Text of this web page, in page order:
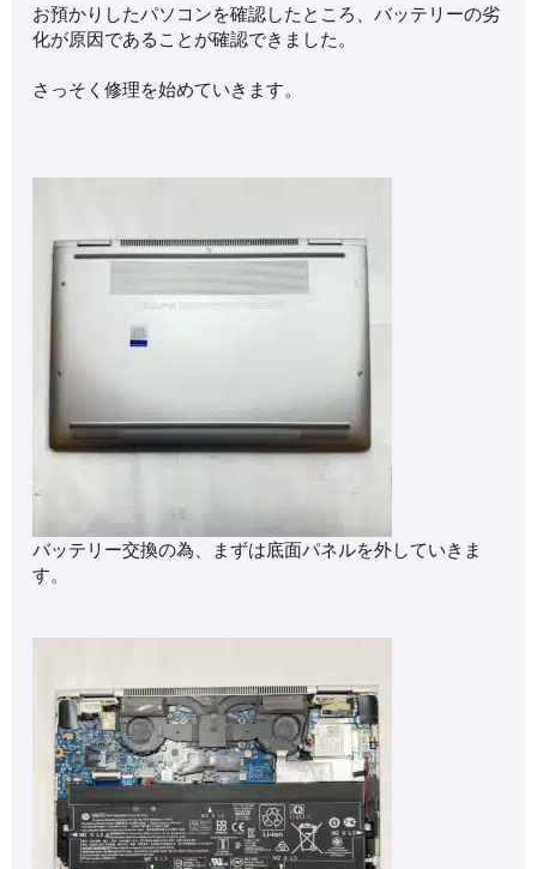
お預かりしたパソコンを確認したところ、バッテリーの劣
化が原因であることが確認できました。
さっそく修理を始めていきます。
バッテリー交換の為、まずは底面パネルを外していきま
す。